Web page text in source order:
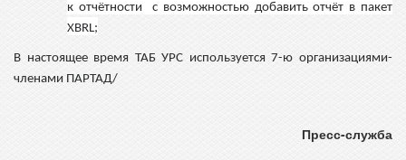
к отчётности с возможностью добавить отчёт в пакет
XBRL;
В настоящее время ТАБУРС используется 7-ю организациями-
членами ПАРТАД/
Пресс-служба